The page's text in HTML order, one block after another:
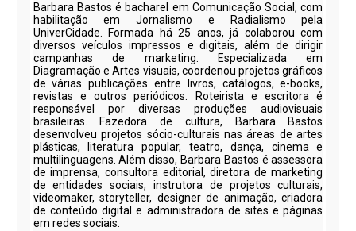
Barbara Bastos é bacharel em Comunicação Social, com
habilitação em Jornalismo e Radialismo pela
UniverCidade. Formada há 25 anos, já colaborou com
diversos veículos impressos e digitais, além de dirigir
campanhas de marketing. Especializada em
Diagramação e Artes visuais, coordenou projetos gráficos
de várias publicações entre livros, catálogos, e-books,
revistas e outros periódicos. Roteirista e escritora é
responsável por diversas produções audiovisuais
brasileiras. Fazedora de cultura, Barbara Bastos
desenvolveu projetos sócio-culturais nas áreas de artes
plásticas, literatura popular, teatro, dança, cinema e
multilinguagens. Além disso, Barbara Bastos é assessora
de imprensa, consultora editorial, diretora de marketing
de entidades sociais, instrutora de projetos culturais,
videomaker, storyteller, designer de animação, criadora
de conteúdo digital e administradora de sites e páginas
em redes sociais.